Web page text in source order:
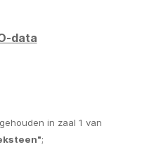
data
in zaal 1 van
;